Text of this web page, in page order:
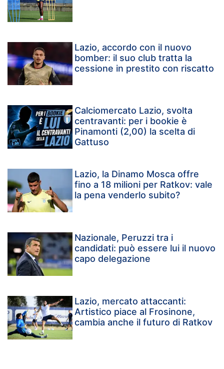
Lazio, accordo con il nuovo
bomber: il suo club tratta la
cessione in prestito con riscatto
Calciomercato Lazio, svolta
centravanti: per i bookie è
Pinamonti (2,00) la scelta di
Gattuso
Lazio, la Dinamo Mosca offre
fino a 18 milioni per Ratkov: vale
la pena venderlo subito?
Nazionale, Peruzzi tra i
candidati: può essere lui il nuovo
capo delegazione
Lazio, mercato attaccanti:
Artistico piace al Frosinone,
cambia anche il futuro di Ratkov